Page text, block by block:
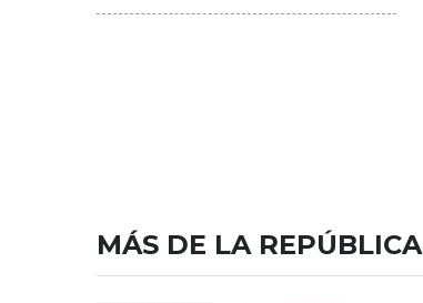
MÁS DE LA REPÚBLICA